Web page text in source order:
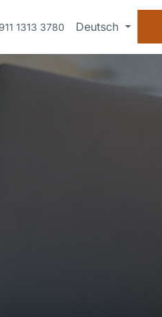
ÜBER UNS
1313 3780 Deutsch